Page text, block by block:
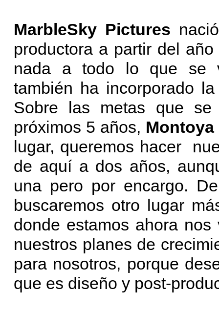
MarbleSky Pictures
productora a partir del
nada a todo lo que se
también ha incorporado
Sobre las metas que
próximos 5 años, Montoya
lugar, queremos hacer
de aquí a dos años,
una pero por encargo.
buscaremos otro lugar
donde estamos ahora
nuestros planes de
para nosotros, porque
que es diseño y post-